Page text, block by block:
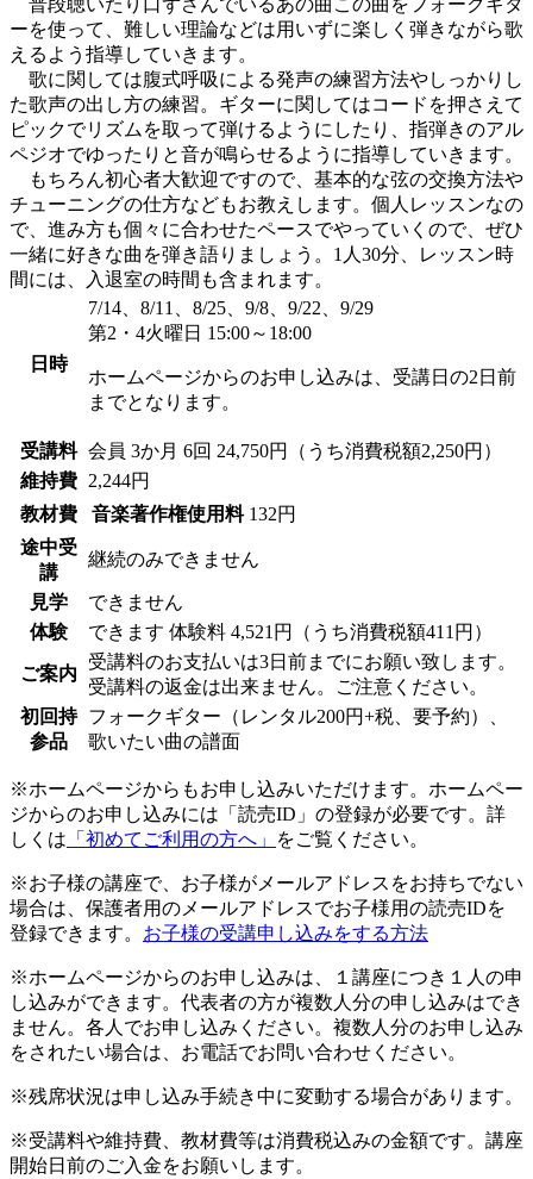
ーを使って、難しい理論などは用いずに楽しく弾きながら歌
えるよう指導していきます。
歌に関しては腹式呼吸による発声の練習方法やしっかりし
た歌声の出し方の練習。ギターに関してはコードを押さえて
ピックでリズムを取って弾けるようにしたり、指弾きのアル
ペジオでゆったりと音が鳴らせるように指導していきます。
もちろん初心者大歓迎ですので、基本的な弦の交換方法や
チューニングの仕方などもお教えします。個人レッスンなの
で、進み方も個々に合わせたペースでやっていくので、ぜひ
一緒に好きな曲を弾き語りましょう。1人30分、レッスン時
間には、入退室の時間も含まれます。
日時
7/14、8/11、8/25、9/8、9/22、9/29
第2・4火曜日 15:00～18:00
ホームページからのお申し込みは、受講日の2日前
までとなります。
受講料 会員 3か月 6回 24,750円（うち消費税額2,250円）
維持費
2,244円
教材費
音楽著作権使用料 132円
途中受
講
継続のみできません
見学
できません
体験
できます 体験料 4,521円（うち消費税額411円）
ご案内
受講料のお支払いは3日前までにお願い致します。
受講料の返金は出来ません。ご注意ください。
初回持
参品
フォークギター（レンタル200円+税、要予約）、
歌いたい曲の譜面
※ホームページからもお申し込みいただけます。ホームペー
ジからのお申し込みには「読売ID」の登録が必要です。詳
しくは 「初めてご利用の方へ」 をご覧ください。
※お子様の講座で、お子様がメールアドレスをお持ちでない
場合は、保護者用のメールアドレスでお子様用の読売IDを
登録できます。 お子様の受講申し込みをする方法
※ホームページからのお申し込みは、１講座につき１人の申
し込みができます。代表者の方が複数人分の申し込みはでき
ません。各人でお申し込みください。複数人分のお申し込み
をされたい場合は、お電話でお問い合わせください。
※残席状況は申し込み手続き中に変動する場合があります。
※受講料や維持費、教材費等は消費税込みの金額です。講座
開始日前のご入金をお願いします。